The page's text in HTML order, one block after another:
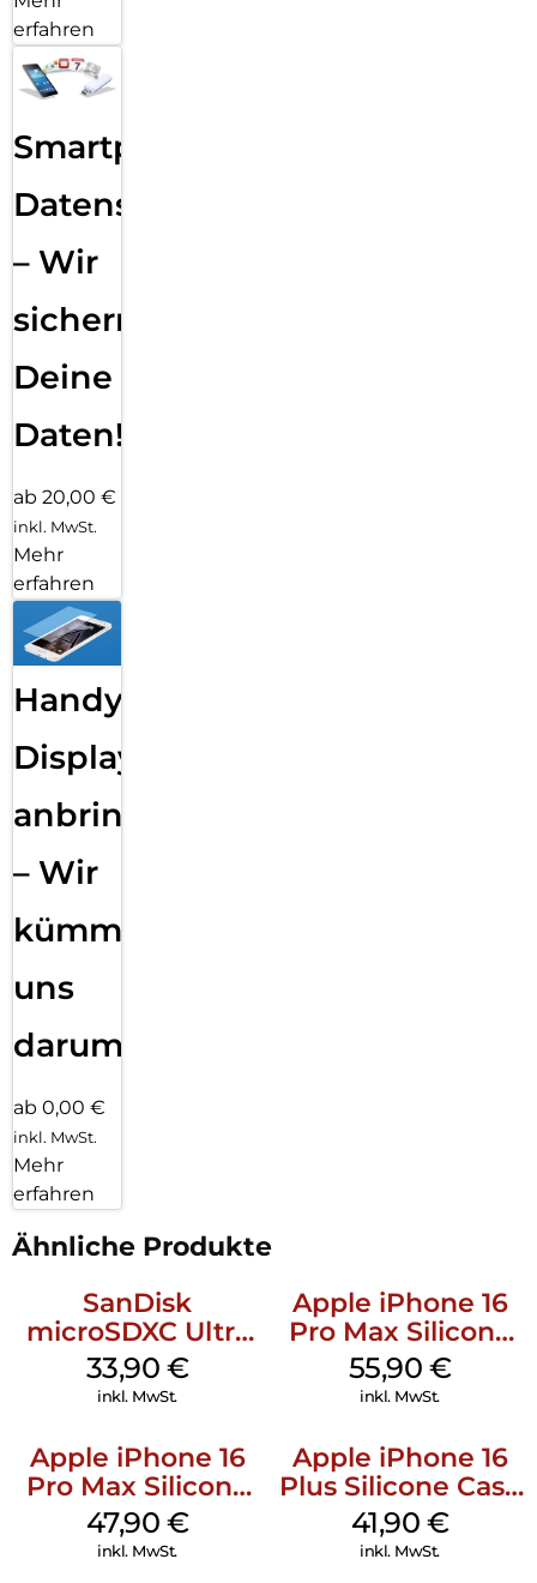
erfahren
Smartphone
Datensicherung
– Wir
sichern
Deine
Daten!
ab 20,00 €
inkl. MwSt.
Mehr
erfahren
Handy
Displayfolie
anbringen
– Wir
kümmern
uns
darum!
ab 0,00 €
inkl. MwSt.
Mehr
erfahren
Ähnliche Produkte
SanDisk
microSDXC Ultra
128 GB + Adapter
Mobile
33,90 €
inkl. MwSt.
Apple iPhone 16
Pro Max Silicone
Case MagSafe
Stone Gray
55,90 €
inkl. MwSt.
Apple iPhone 16
Pro Max Silicone
Case MagSafe
Black
47,90 €
inkl. MwSt.
Apple iPhone 16
Plus Silicone Case
MagSafe Stone
Gray
41,90 €
inkl. MwSt.